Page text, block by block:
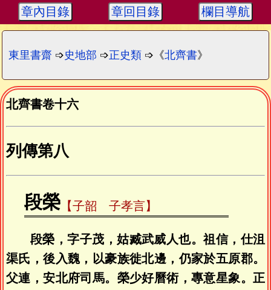
章內目錄 章回目錄 欄目導航
東里書齋 ➩史地部 ➩正史類 ➩《北齊書》
北齊書卷十六
列傳第八
段榮 【子韶 子孝言】
段榮，字子茂，姑臧武威人也。祖信，仕沮
渠氏，後入魏，以豪族徙北邊，仍家於五原郡。
父連，安北府司馬。榮少好曆術，專意星象。正